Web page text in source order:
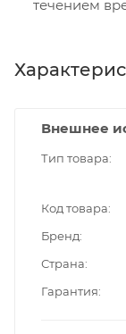
течением
Внешнее
Тип товара
Код товара
Бренд
Страна
Гарантия